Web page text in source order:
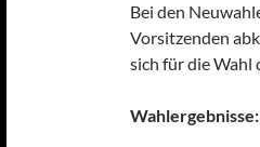
Bei den
Vorsitzenden
sich für die Wahl
Wahlergebnisse: